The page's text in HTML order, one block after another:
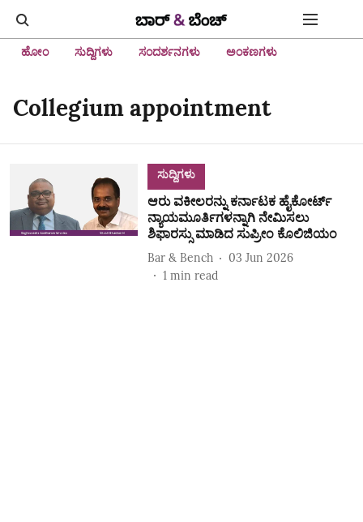
ಹೋಂ ಸುದ್ದಿಗಳು ಸಂದರ್ಶನಗಳು ಅಂಕಣಗಳು
Collegium appointment
ಸುದ್ದಿಗಳು
ಆರು ವಕೀಲರನ್ನು ಕರ್ನಾಟಕ ಹೈಕೋರ್ಟ್‌
ನ್ಯಾಯಮೂರ್ತಿಗಳನ್ನಾಗಿ ನೇಮಿಸಲು
ಶಿಫಾರಸ್ಸು ಮಾಡಿದ ಸುಪ್ರೀಂ ಕೊಲಿಜಿಯಂ
Bar & Bench
03 Jun 2026
1 min read